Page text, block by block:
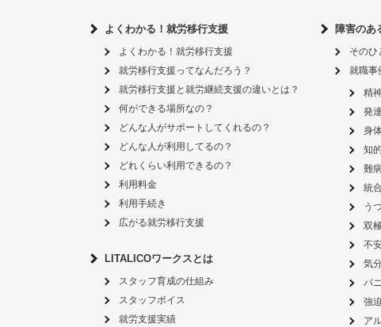
よくわかる！就労移行支援
よくわかる！就労移行支援
就労移行支援ってなんだろう？
就労移行支援と就労継続支援の違いとは？
何ができる場所なの？
どんな人がサポートしてくれるの？
どんな人が利用してるの？
どれくらい利用できるの？
利用料金
利用手続き
広がる就労移行支援
LITALICOワークスとは
スタッフ育成の仕組み
スタッフボイス
就労支援実績
障害のあ
そのひ
就職事
精
発
身
知
難
統
う
双
不
気
パ
強
ア